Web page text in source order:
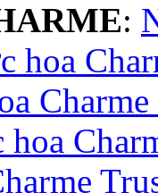
:
hoa
Charme
hoa